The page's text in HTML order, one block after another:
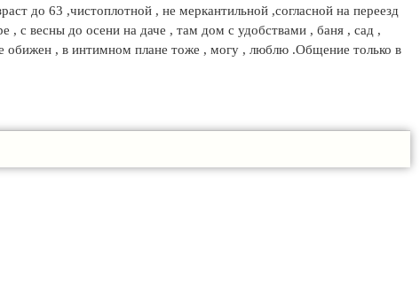
до 63 ,чистоплотной , не меркантильной ,согласной на переезд
, с весны до осени на даче , там дом с удобствами , баня , сад ,
обижен , в интимном плане тоже , могу , люблю .Общение только в